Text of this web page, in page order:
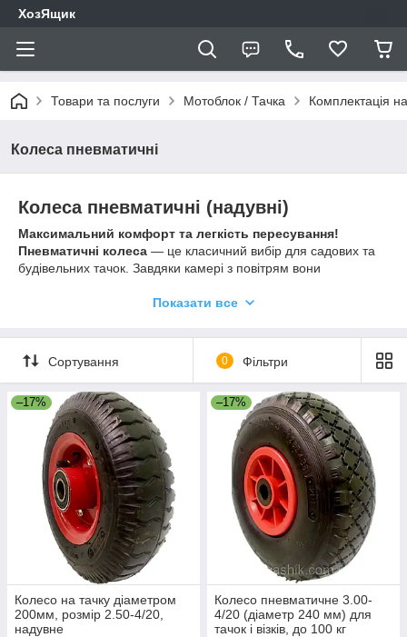
ХозЯщик
Товари та послуги Мотоблок / Тачка Комплектація
Колеса пневматичні
Колеса пневматичні (надувні)
Максимальний комфорт та легкість пересування!
Пневматичні колеса — це класичний вибір для садових та
будівельних тачок. Завдяки камері з повітрям вони
перевозити важкі вантажі навіть по дуже нерівних поверхнях,
✅ Чудова амортизація:м’яко поглинають удари та вібрації,
оберігаючи вантаж і ваші руки.
✅ Висока вантажопідйомність:посилені металеві диски
витримують велику вагу.
✅ Легкість ходу:якісні підшипники забезпечують
мінімальний опір під час руху.
✅ Ремонтопридатність:
можливість легко замінити камеру
або покришку при необхідності.
Оптимальне рішення для комфортної роботи на будь-
якому рельєфі!
Показати все
Сортування 0 Фільтри
–17%
Колесо на тачку діаметром
200мм, розмір 2.50-4/20,
надувне
–17%
Колесо пневматичне 3.00-
4/20 (діаметр 240 мм) для
тачок і візків, до 100 кг